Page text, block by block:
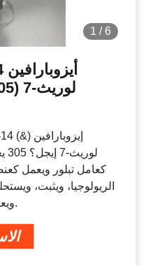
1 / 6
كعامل تبلور ويعمل
الريولوجيا، ويثبت،
ويعلق مع تعزيز الخصائص الحسية.